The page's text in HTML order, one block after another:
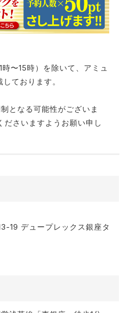
〜15時）を除いて、アミュ
ております。
となる可能性がございま
ださいますようお願い申し
19 デュープレックス銀座タ